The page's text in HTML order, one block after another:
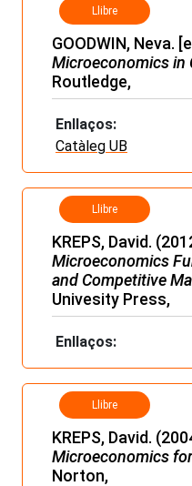
Llibre
GOODWIN, Neva.
Microeconomics in
Routledge,
Enllaços:
Catàleg UB
Llibre
KREPS, David.
Microeconomics
and Competitive
Univesity Press,
Enllaços:
Llibre
KREPS, David.
Microeconomics
Norton,